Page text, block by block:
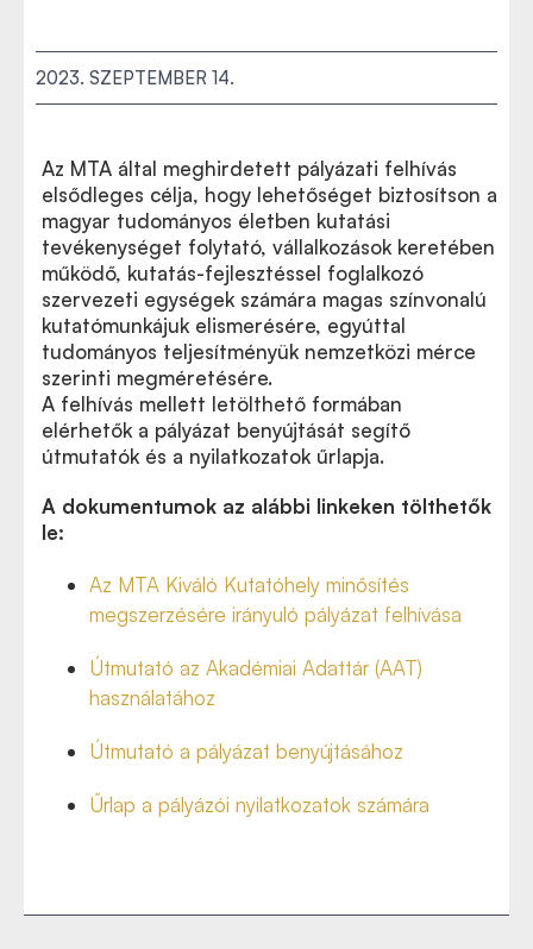
2023. SZEPTEMBER 14.
Az MTA által meghirdetett pályázati felhívás
elsődleges célja, hogy lehetőséget biztosítson a
magyar tudományos életben kutatási
tevékenységet folytató, vállalkozások keretében
működő, kutatás-fejlesztéssel foglalkozó
szervezeti egységek számára magas színvonalú
kutatómunkájuk elismerésére, egyúttal
tudományos teljesítményük nemzetközi mérce
szerinti megméretésére.
A felhívás mellett letölthető formában
elérhetők a pályázat benyújtását segítő
útmutatók és a nyilatkozatok űrlapja.
A dokumentumok az alábbi linkeken tölthetők
le:
Az MTA Kiváló Kutatóhely minősítés
megszerzésére irányuló pályázat felhívása
Útmutató az Akadémiai Adattár (AAT)
használatához
Útmutató a pályázat benyújtásához
Űrlap a pályázói nyilatkozatok számára